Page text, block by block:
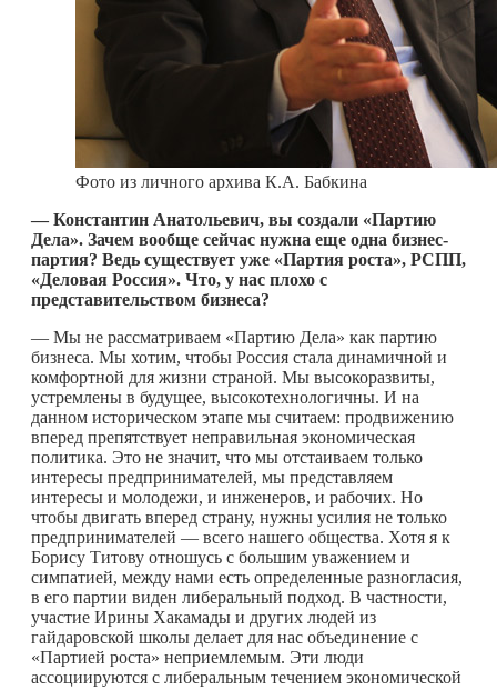
Фото из личного архива К.А. Бабкина
— Константин Анатольевич, вы создали «Партию
Дела». Зачем вообще сейчас нужна еще одна бизнес-
партия? Ведь существует уже «Партия роста», РСПП,
«Деловая Россия». Что, у нас плохо с
представительством бизнеса?
— Мы не рассматриваем «Партию Дела» как партию
бизнеса. Мы хотим, чтобы Россия стала динамичной и
комфортной для жизни страной. Мы высокоразвиты,
устремлены в будущее, высокотехнологичны. И на
данном историческом этапе мы считаем: продвижению
вперед препятствует неправильная экономическая
политика. Это не значит, что мы отстаиваем только
интересы предпринимателей, мы представляем
интересы и молодежи, и инженеров, и рабочих. Но
чтобы двигать вперед страну, нужны усилия не только
предпринимателей — всего нашего общества. Хотя я к
Борису Титову отношусь с большим уважением и
симпатией, между нами есть определенные разногласия,
в его партии виден либеральный подход. В частности,
участие Ирины Хакамады и других людей из
гайдаровской школы делает для нас объединение с
«Партией роста» неприемлемым. Эти люди
ассоциируются с либеральным течением экономической